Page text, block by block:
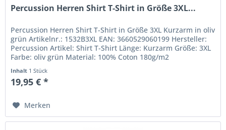
Percussion Herren Shirt T-Shirt in Größe 3XL...
Percussion Herren Shirt T-Shirt in Größe 3XL Kurzarm in oliv
grün Artikelnr.: 1532B3XL EAN: 3660529060199 Hersteller:
Percussion Artikel: Shirt T-Shirt Länge: Kurzarm Größe: 3XL
Farbe: oliv grün Material: 100% Coton 180g/m2
Inhalt 1 Stück
19,95 € *
Merken